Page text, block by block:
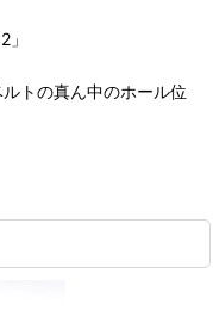
トの真ん中のホール位